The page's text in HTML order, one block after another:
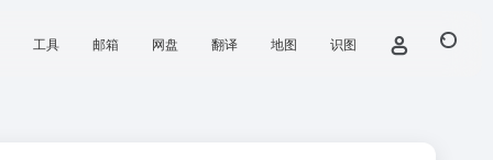
工具 邮箱 网盘 翻译 地图 识图